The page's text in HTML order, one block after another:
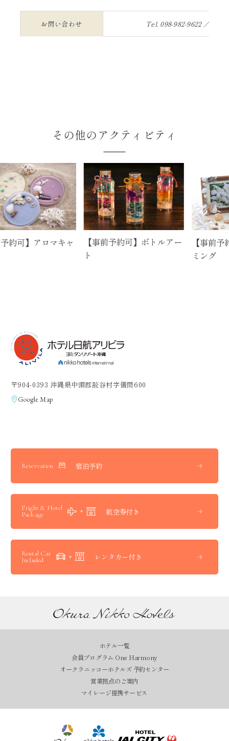
お問い合わせ Tel. 098-982-9622／ 内線
その他のアクティビティ
】アロマキャ
【事前予約可】ボトルアー
【事前予約
ミング
〒904-0393 沖縄県中頭郡読谷村字儀間600
Google Map
Reservation 宿泊予約
Fright & Hotel
Package
航空券付き
Rental Car
Included
レンタカー付き
ホテル一覧
会員プログラム One Harmony
オークラニッコーホテルズ 予約センター
営業拠点のご案内
マイレージ提携サービス